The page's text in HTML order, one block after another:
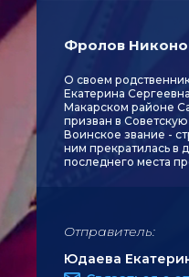
Фролов
О своем
Екатерина
Макарском районе
призван в
Воинское звание -
ним прекратилась в
последнего места
Отправитель:
Юдаева